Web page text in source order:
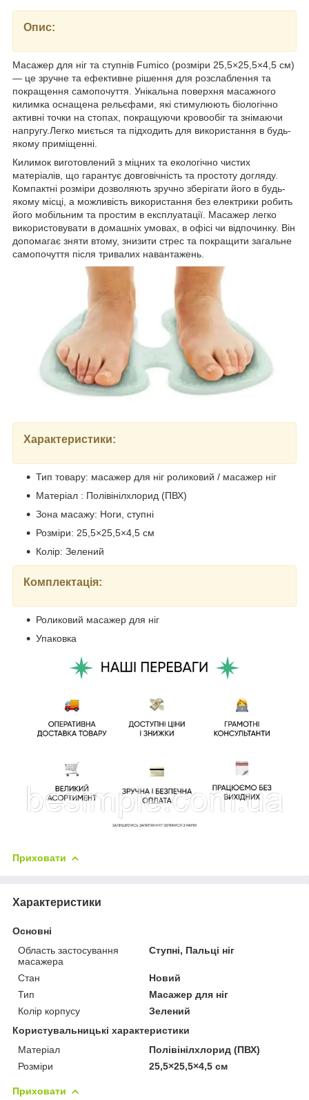
Опис:
Масажер для ніг та ступнів Fumico (розміри 25,5×25,5×4,5 см)
— це зручне та ефективне рішення для розслаблення та
покращення самопочуття. Унікальна поверхня масажного
килимка оснащена рельєфами, які стимулюють біологічно
активні точки на стопах, покращуючи кровообіг та знімаючи
напругу.Легко миється та підходить для використання в будь-
якому приміщенні.
Килимок виготовлений з міцних та екологічно чистих
матеріалів, що гарантує довговічність та простоту догляду.
Компактні розміри дозволяють зручно зберігати його в будь-
якому місці, а можливість використання без електрики робить
його мобільним та простим в експлуатації. Масажер легко
використовувати в домашніх умовах, в офісі чи відпочинку. Він
допомагає зняти втому, знизити стрес та покращити загальне
самопочуття після тривалих навантажень.
Характеристики:
Тип товару: масажер для ніг роликовий / масажер ніг
Матеріал : Полівінілхлорид (ПВХ)
Зона масажу: Ноги, ступні
Розміри: 25,5×25,5×4,5 см
Колір: Зелений
Комплектація:
Роликовий масажер для ніг
Упаковка
Приховати
Характеристики
Основні
Область застосування
масажера
Ступні, Пальці ніг
Стан
Новий
Тип
Масажер для ніг
Колір корпусу
Зелений
Користувальницькі характеристики
Матеріал
Полівінілхлорид (ПВХ)
Розміри
25,5×25,5×4,5 см
Приховати